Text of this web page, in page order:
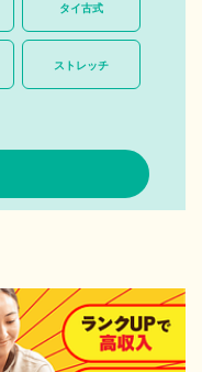
タイ古式
ストレッチ